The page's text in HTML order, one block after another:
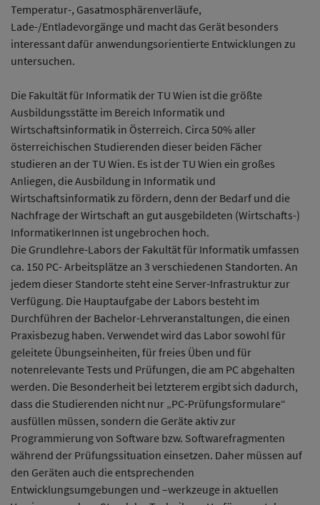
Temperatur-, Gasatmosphärenverläufe,
Lade-/Entladevorgänge und macht das Gerät besonders
interessant dafür anwendungsorientierte Entwicklungen zu
untersuchen.
Die Fakultät für Informatik der TU Wien ist die größte
Ausbildungsstätte im Bereich Informatik und
Wirtschaftsinformatik in Österreich. Circa 50% aller
österreichischen Studierenden dieser beiden Fächer
studieren an der TU Wien. Es ist der TU Wien ein großes
Anliegen, die Ausbildung in Informatik und
Wirtschaftsinformatik zu fördern, denn der Bedarf und die
Nachfrage der Wirtschaft an gut ausgebildeten (Wirtschafts-)
InformatikerInnen ist ungebrochen hoch.
Die Grundlehre-Labors der Fakultät für Informatik umfassen
ca. 150 PC- Arbeitsplätze an 3 verschiedenen Standorten. An
jedem dieser Standorte steht eine Server-Infrastruktur zur
Verfügung. Die Hauptaufgabe der Labors besteht im
Durchführen der Bachelor-Lehrveranstaltungen, die einen
Praxisbezug haben. Verwendet wird das Labor sowohl für
geleitete Übungseinheiten, für freies Üben und für
notenrelevante Tests und Prüfungen, die am PC abgehalten
werden. Die Besonderheit bei letzterem ergibt sich dadurch,
dass die Studierenden nicht nur „PC-Prüfungsformulare“
ausfüllen müssen, sondern die Geräte aktiv zur
Programmierung von Software bzw. Softwarefragmenten
während der Prüfungssituation einsetzen. Daher müssen auf
den Geräten auch die entsprechenden
Entwicklungsumgebungen und –werkzeuge in aktuellen